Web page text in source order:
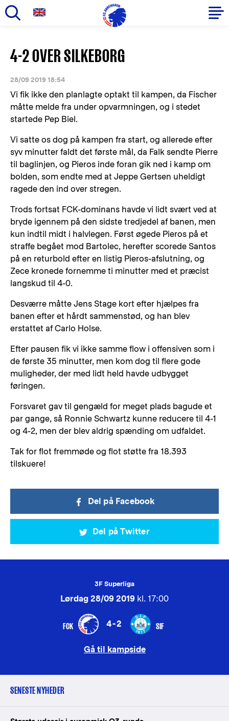
hovedindhold
Primær
navigation
4-2 OVER SILKEBORG
28/09 2019 18:54
Vi fik ikke den planlagte optakt til kampen, da Fischer
måtte melde fra under opvarmningen, og i stedet
startede Pep Biel.
Vi satte os dog på kampen fra start, og allerede efter
syv minutter faldt det første mål, da Falk sendte Pierre
til baglinjen, og Pieros inde foran gik ned i kamp om
bolden, som endte med at Jeppe Gertsen uheldigt
ragede den ind over stregen.
Trods fortsat FCK-dominans havde vi lidt svært ved at
bryde igennem på den sidste tredjedel af banen, men
kun indtil midt i halvlegen. Først øgede Pieros på et
straffe begået mod Bartolec, herefter scorede Santos
på en returbold efter en listig Pieros-afslutning, og
Zece kronede fornemme ti minutter med et præcist
langskud til 4-0.
Desværre måtte Jens Stage kort efter hjælpes fra
banen efter et hårdt sammenstød, og han blev
erstattet af Carlo Holse.
Efter pausen fik vi ikke samme flow i offensiven som i
de første 35 minutter, men kom dog til flere gode
muligheder, der med lidt held havde udbygget
føringen.
Forsvaret gav til gengæld for meget plads bagude et
par gange, så Ronnie Schwartz kunne reducere til 4-1
og 4-2, men der blev aldrig spænding om udfaldet.
Tak for flot fremmøde og flot støtte fra 18.393
tilskuere!
Del på Facebook
Del på Twitter
3F Superliga
Lørdag 28/09 2019 kl. 17:00
FCK 4-2 SIF
Gå til kampside
SENESTE NYHEDER